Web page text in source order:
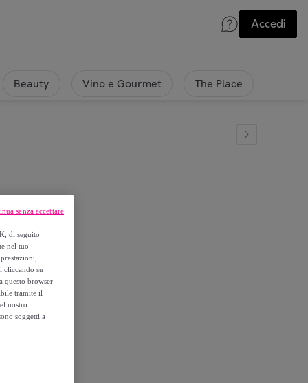
Accedi
Beauty Vino e Gourmet The Place
di seguito
nel tuo
cliccando su
questo browser
tramite il
nostro
soggetti a
senza accettare